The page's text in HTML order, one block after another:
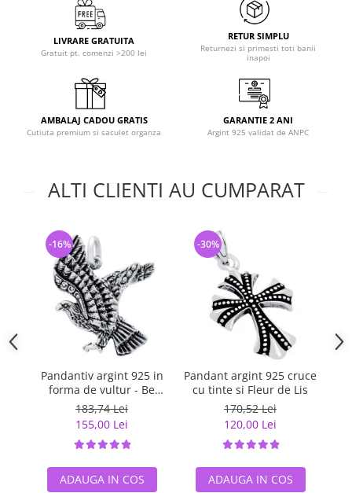
LIVRARE GRATUITA
Gratuit pt. comenzi >200 lei
RETUR SIMPLU
Returnezi si primesti toti banii
inapoi
AMBALAJ CADOU GRATIS
Cutiuta premium si saculet organza
GARANTIE 2 ANI
Argint 925 validat de ANPC
ALTI CLIENTI AU CUMPARAT
Pandantiv argint 925 in
forma de vultur - Be
Daring
183,74 Lei
155,00 Lei
-16%
ADAUGA IN COS
Pandant argint 925 cruce
cu tinte si Fleur de Lis
170,52 Lei
120,00 Lei
-30%
ADAUGA IN COS